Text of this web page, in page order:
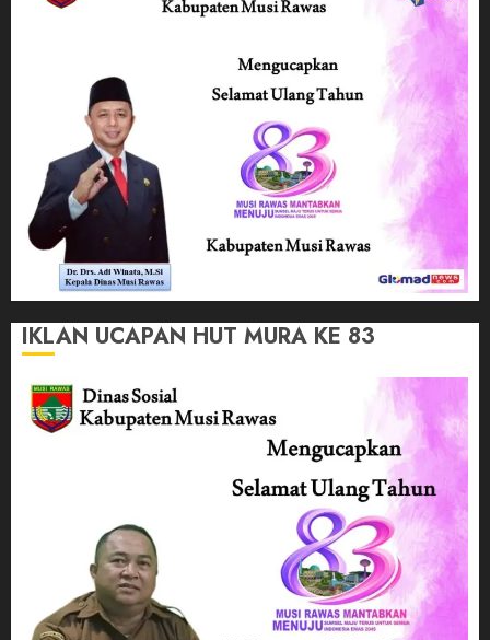
IKLAN UCAPAN HUT MURA KE 83